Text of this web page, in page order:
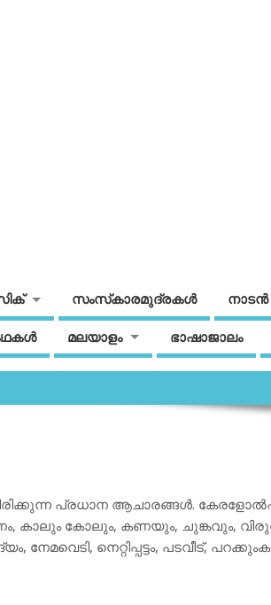
സംസ്‌കാരമുദ്രകള്‍ നാടന്‍
മലയാളം ഭാഷാജാലം
പ്രധാന ആചാരങ്ങള്‍.
കാലും കോലും, കണയും, ചുങ്കവും,
നെറ്റിപ്പട്ടം, പടവീട്,